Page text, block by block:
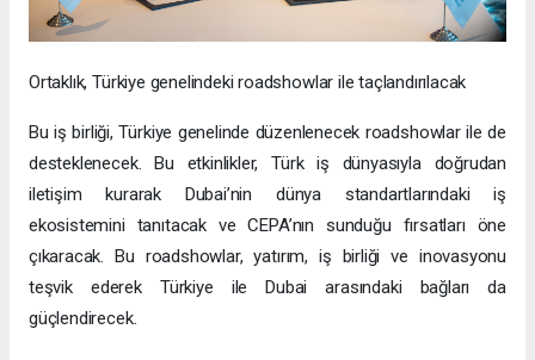
Ortaklık, Türkiye genelindeki roadshowlar ile taçlandırılacak
Bu iş birliği, Türkiye genelinde düzenlenecek roadshowlar ile de
desteklenecek. Bu etkinlikler, Türk iş dünyasıyla doğrudan
iletişim kurarak Dubai’nin dünya standartlarındaki iş
ekosistemini tanıtacak ve CEPA’nın sunduğu fırsatları öne
çıkaracak. Bu roadshowlar, yatırım, iş birliği ve inovasyonu
teşvik ederek Türkiye ile Dubai arasındaki bağları da
güçlendirecek.